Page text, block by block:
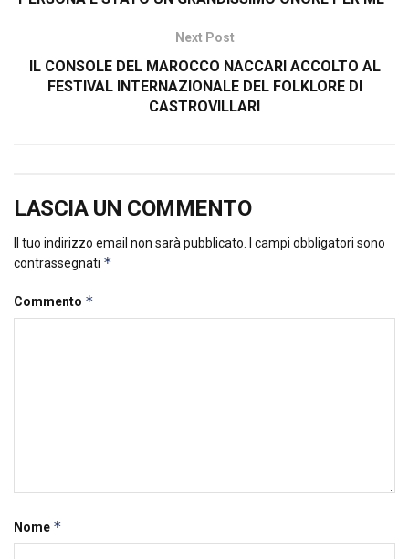
Next Post
IL CONSOLE DEL MAROCCO NACCARI ACCOLTO AL
FESTIVAL INTERNAZIONALE DEL FOLKLORE DI
CASTROVILLARI
LASCIA UN COMMENTO
Il tuo indirizzo email non sarà pubblicato.
I campi obbligatori sono
contrassegnati *
Commento *
Nome *